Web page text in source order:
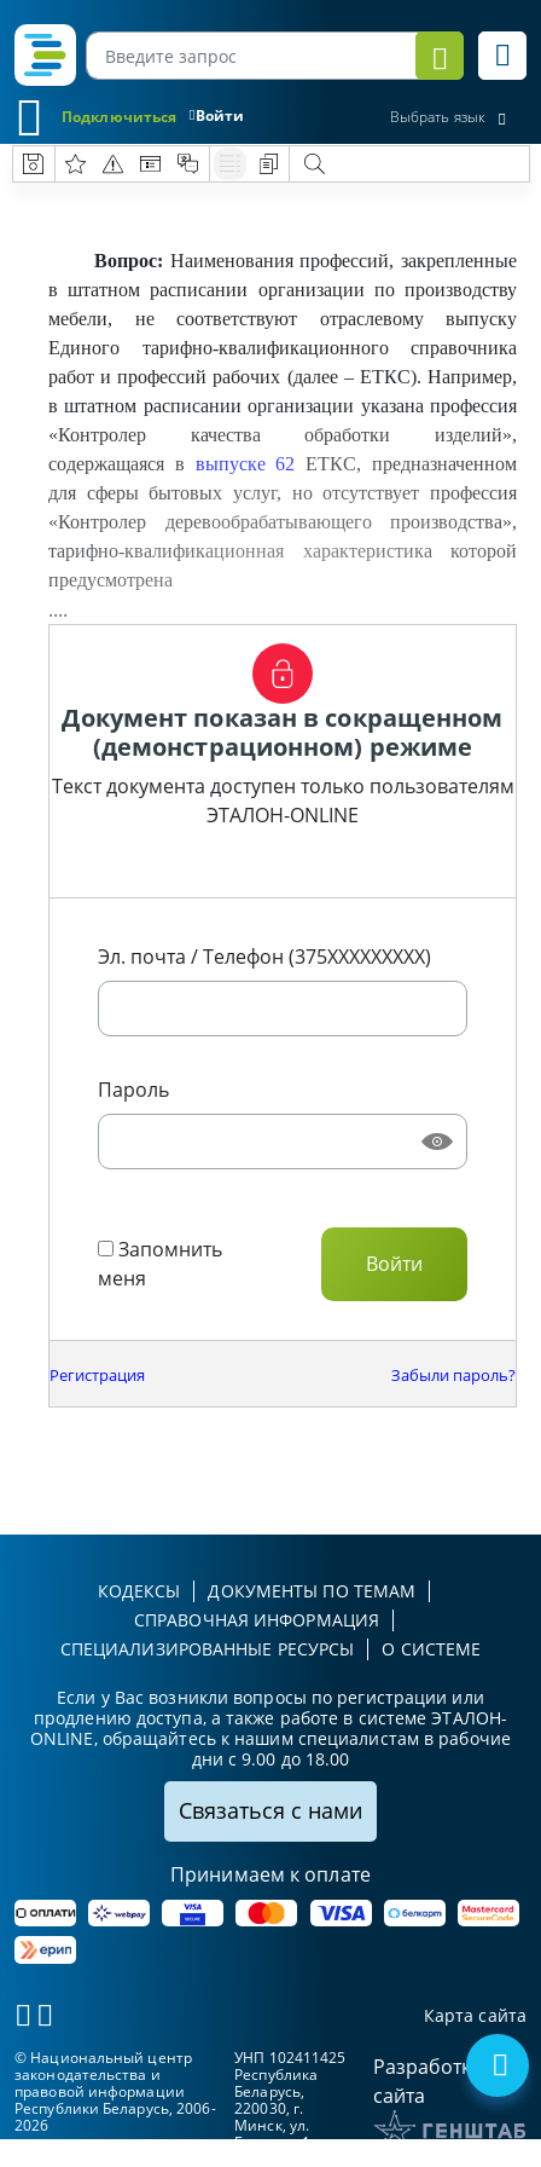
Войти
Подключиться Выбрать язык
Вопрос: Наименования профессий, закрепленные
в штатном расписании организации по производству
мебели, не соответствуют отраслевому выпуску
Единого тарифно-квалификационного справочника
работ и профессий рабочих (далее – ЕТКС). Например,
в штатном расписании организации указана профессия
«Контролер качества обработки изделий»,
содержащаяся в выпуске 62 ЕТКС, предназначенном
для сферы бытовых услуг, но отсутствует профессия
«Контролер деревообрабатывающего производства»,
тарифно-квалификационная характеристика которой
предусмотрена
....
Документ показан в сокращенном
(демонстрационном) режиме
Текст документа доступен только пользователям
ЭТАЛОН-ONLINE
Эл. почта / Телефон (375XXXXXXXXX)
Пароль
Запомнить
меня
Регистрация Забыли пароль?
КОДЕКСЫ
ДОКУМЕНТЫ ПО ТЕМАМ
СПРАВОЧНАЯ ИНФОРМАЦИЯ
СПЕЦИАЛИЗИРОВАННЫЕ РЕСУРСЫ
О СИСТЕМЕ
Если у Вас возникли вопросы по регистрации или
продлению доступа, а также работе в системе ЭТАЛОН-
ONLINE, обращайтесь к нашим специалистам в рабочие
дни с 9.00 до 18.00
Связаться с нами
Принимаем к оплате
Карта сайта
© Национальный центр
законодательства и
правовой информации
Республики Беларусь, 2006-
2026
УНП 102411425
Республика
Беларусь,
220030, г.
Минск, ул.
Берсона, 1а
Разработка
сайта